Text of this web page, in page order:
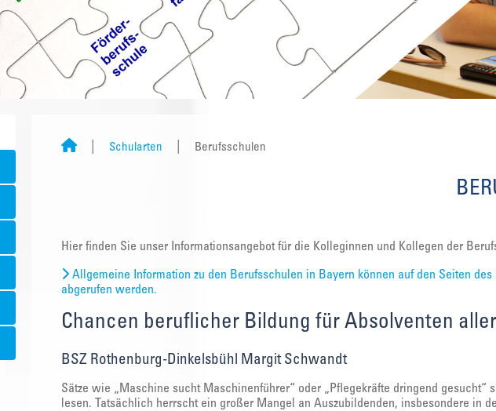
Schularten Berufsschulen
Hier finden Sie unser Informationsangebot für die Kolleginnen und Kollegen der
Allgemeine Information zu den Berufsschulen in Bayern können auf den Seiten
abgerufen werden.
Chancen beruflicher Bildung für Absolventen
BSZ Rothenburg-Dinkelsbühl Margit Schwandt
Sätze wie „Maschine sucht Maschinenführer“ oder „Pflegekräfte dringend gesucht“
lesen. Tatsächlich herrscht ein großer Mangel an Auszubildenden, insbesondere in